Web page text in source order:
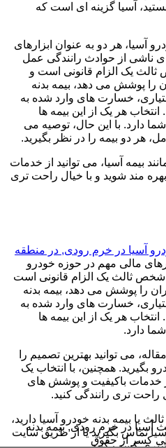
آسیا گزینه ای است که
آسیا، هر دو به عنوان ابزارهای
ناشی از حوادث رانندگی عمل
یک الزام قانونی است و
را پوشش می دهد، بیمه بدنه
خسارت های وارد شده به
هر یک از این بیمه ها
دارد. با این حال، توصیه می
هر دو بیمه را در نظر بگیرید.
بیمه آسیا، می توانید از خدمات
مند شوید و با خیال راحت تری
آسیا در خرم رودی, در منطقه
مالی مهم در حوزه خودرو
ثالث یک الزام قانونی است
را پوشش می دهد، بیمه بدنه
خسارت های وارد شده به
هر یک از این بیمه ها
دارد.
می توانید بهترین تصمیم را
بگیرید. همچنین، با انتخاب یک
خدمات باکیفیت و پوشش های
راحت تری رانندگی کنید.
یا بیمه بدنه خودرو آسیا دارید،
تماس بگیرید یا از طریق سایت
کسب کنید.
آسیا در خرم رودی, بیمه بدنه
کسر از حقوق